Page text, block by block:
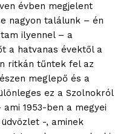
évben megjelent
nagyon találunk – én
ilyennel – a
a hatvanas évektől a
ritkán tűntek fel az
meglepő és a
ez a Szolnokról
1953-ben a megyei
-, aminek